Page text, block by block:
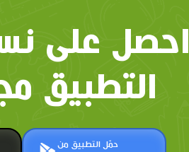
احصل على
التطبيق
حمّل التطبيق من